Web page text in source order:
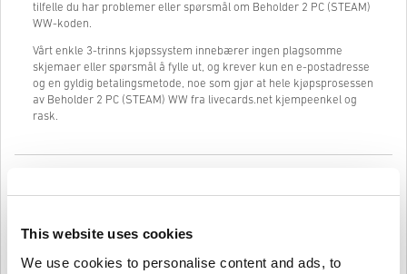
This website uses cookies
We use cookies to personalise content and ads, to
tilfelle du har problemer eller spørsmål om Beholder 2 PC (STEAM)
WW-koden.
Vårt enkle 3-trinns kjøpssystem innebærer ingen plagsomme
skjemaer eller spørsmål å fylle ut, og krever kun en e-postadresse
og en gyldig betalingsmetode, noe som gjør at hele kjøpsprosessen
av Beholder 2 PC (STEAM) WW fra livecards.net kjempeenkel og
rask.
Forhåndsbestillings-produkter vil bli levert før eller på